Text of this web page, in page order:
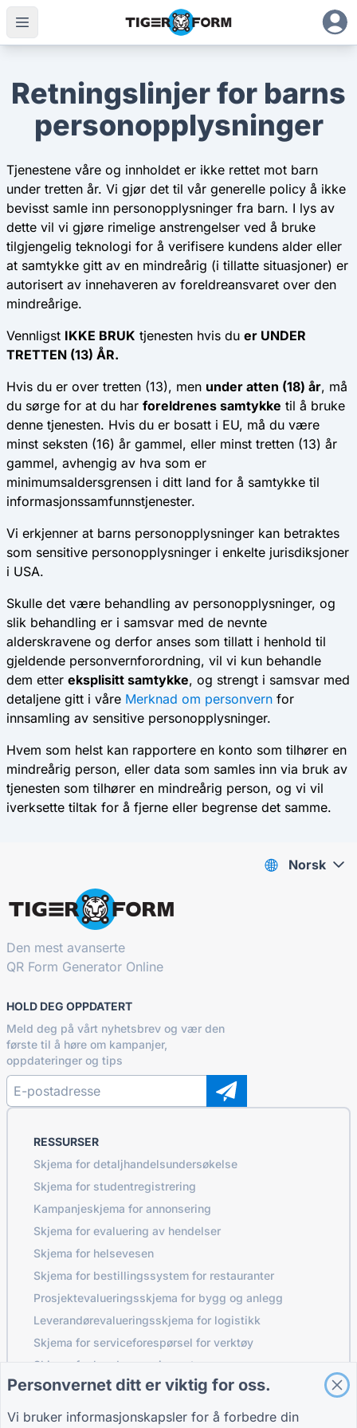
Retningslinjer for barns
personopplysninger
Tjenestene våre og innholdet er ikke rettet mot barn
under tretten år. Vi gjør det til vår generelle policy å ikke
bevisst samle inn personopplysninger fra barn. I lys av
dette vil vi gjøre rimelige anstrengelser ved å bruke
tilgjengelig teknologi for å verifisere kundens alder eller
at samtykke gitt av en mindreårig (i tillatte situasjoner) er
autorisert av innehaveren av foreldreansvaret over den
mindreårige.
Vennligst IKKE BRUK tjenesten hvis du er UNDER
TRETTEN (13) ÅR.
Hvis du er over tretten (13), men under atten (18) år, må
du sørge for at du har foreldrenes samtykke til å bruke
denne tjenesten. Hvis du er bosatt i EU, må du være
minst seksten (16) år gammel, eller minst tretten (13) år
gammel, avhengig av hva som er
minimumsaldersgrensen i ditt land for å samtykke til
informasjonssamfunnstjenester.
Vi erkjenner at barns personopplysninger kan betraktes
som sensitive personopplysninger i enkelte jurisdiksjoner
i USA.
Skulle det være behandling av personopplysninger, og
slik behandling er i samsvar med de nevnte
alderskravene og derfor anses som tillatt i henhold til
gjeldende personvernforordning, vil vi kun behandle
dem etter eksplisitt samtykke, og strengt i samsvar med
detaljene gitt i våre Merknad om personvern for
innsamling av sensitive personopplysninger.
Hvem som helst kan rapportere en konto som tilhører en
mindreårig person, eller data som samles inn via bruk av
tjenesten som tilhører en mindreårig person, og vi vil
iverksette tiltak for å fjerne eller begrense det samme.
Den mest avanserte
QR Form Generator Online
HOLD DEG OPPDATERT
Meld deg på vårt nyhetsbrev og vær den
første til å høre om kampanjer,
oppdateringer og tips
RESSURSER
Skjema for detaljhandelsundersøkelse
Skjema for studentregistrering
Kampanjeskjema for annonsering
Skjema for evaluering av hendelser
Skjema for helsevesen
Skjema for bestillingssystem for restauranter
Prosjektevalueringsskjema for bygg og anlegg
Leverandørevalueringsskjema for logistikk
Skjema for serviceforespørsel for verktøy
Skjema for kundeengasjement
Norsk
Personvernet ditt er viktig for oss.
Vi bruker informasjonskapsler for å forbedre din